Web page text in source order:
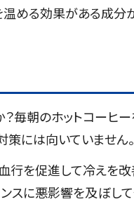
温める効果がある成分
毎朝のホットコーヒー
策には向いていません。
行を促進して冷えを
ンスに悪影響を及ぼし